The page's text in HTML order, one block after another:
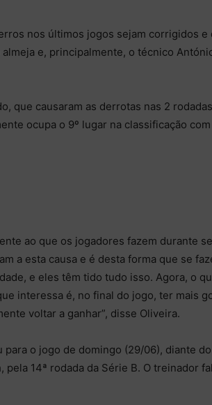
nos últimos jogos sejam corrigidos e
e, principalmente, o técnico
que causaram as derrotas nas 2 rodadas
ocupa o 9º lugar na classificação
ao que os jogadores fazem durante
a esta causa e é desta forma que se
e eles têm tido tudo isso. Agora, o
interessa é, no final do jogo, ter mais
voltar a ganhar”, disse Oliveira.
o jogo de domingo (29/06), diante do
pela 14ª rodada da Série B. O treinador